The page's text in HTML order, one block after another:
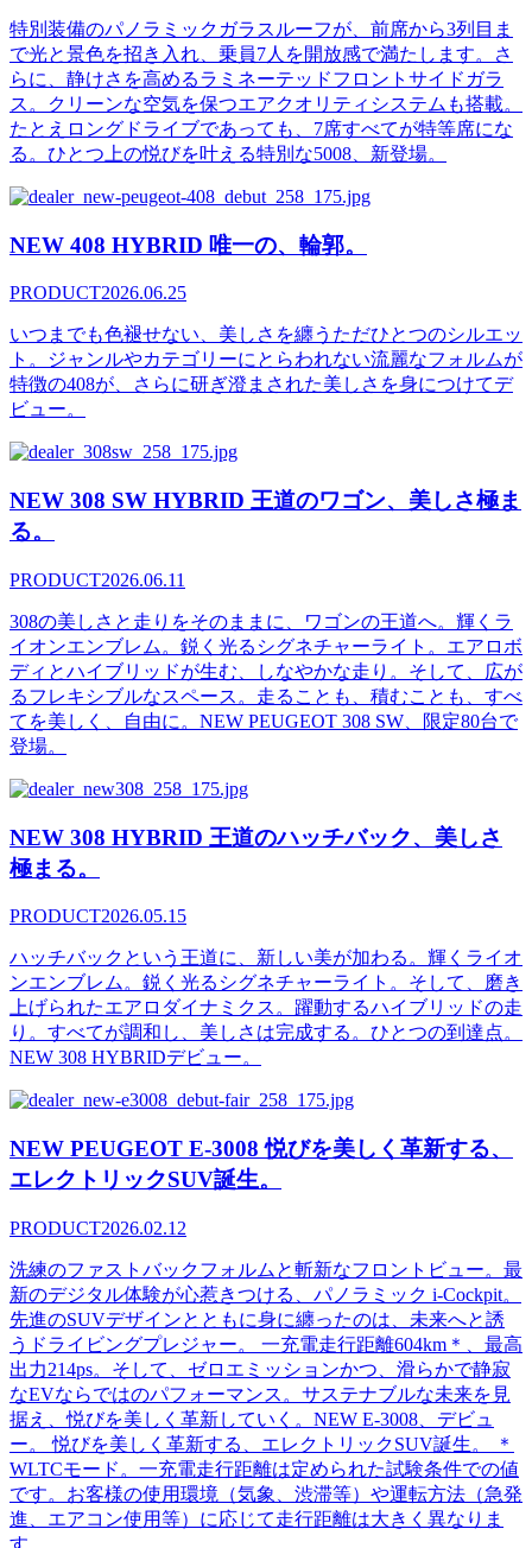
特別装備のパノラミックガラスルーフが、前席から3列目ま
で光と景色を招き入れ、乗員7人を開放感で満たします。さ
らに、静けさを高めるラミネーテッドフロントサイドガラ
ス。クリーンな空気を保つエアクオリティシステムも搭載。
たとえロングドライブであっても、7席すべてが特等席にな
る。ひとつ上の悦びを叶える特別な5008、新登場。
NEW 408 HYBRID 唯一の、輪郭。
PRODUCT2026.06.25
いつまでも色褪せない、美しさを纏うただひとつのシルエッ
ト。ジャンルやカテゴリーにとらわれない流麗なフォルムが
特徴の408が、さらに研ぎ澄まされた美しさを身につけてデ
ビュー。
NEW 308 SW HYBRID 王道のワゴン、美しさ極ま
る。
PRODUCT2026.06.11
308の美しさと走りをそのままに、ワゴンの王道へ。輝くラ
イオンエンブレム。鋭く光るシグネチャーライト。エアロボ
ディとハイブリッドが生む、しなやかな走り。そして、広が
るフレキシブルなスペース。走ることも、積むことも、すべ
てを美しく、自由に。NEW PEUGEOT 308 SW、限定80台で
登場。
NEW 308 HYBRID 王道のハッチバック、美しさ
極まる。
PRODUCT2026.05.15
ハッチバックという王道に、新しい美が加わる。輝くライオ
ンエンブレム。鋭く光るシグネチャーライト。そして、磨き
上げられたエアロダイナミクス。躍動するハイブリッドの走
り。すべてが調和し、美しさは完成する。ひとつの到達点。
NEW 308 HYBRIDデビュー。
NEW PEUGEOT E-3008 悦びを美しく革新する、
エレクトリックSUV誕生。
PRODUCT2026.02.12
洗練のファストバックフォルムと斬新なフロントビュー。最
新のデジタル体験が心惹きつける、パノラミック i-Cockpit。
先進のSUVデザインとともに身に纏ったのは、未来へと誘
うドライビングプレジャー。 一充電走行距離604km＊、最高
出力214ps。そして、ゼロエミッションかつ、滑らかで静寂
なEVならではのパフォーマンス。サステナブルな未来を見
据え、悦びを美しく革新していく。NEW E-3008、デビュ
ー。 悦びを美しく革新する、エレクトリックSUV誕生。 ＊
WLTCモード。一充電走行距離は定められた試験条件での値
です。お客様の使用環境（気象、渋滞等）や運転方法（急発
進、エアコン使用等）に応じて走行距離は大きく異なりま
す。